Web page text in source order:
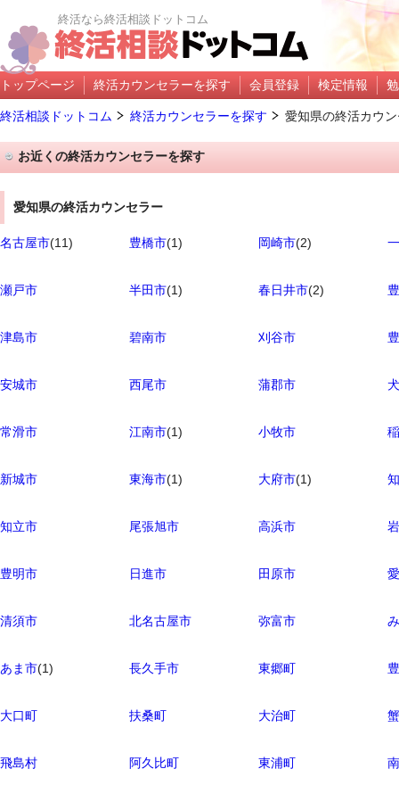
終活なら終活相談ドットコム
トップページ 終活カウンセラーを探す 会員登録 検定情報
終活相談ドットコム 終活カウンセラーを探す 愛知県の終活カウ
お近くの終活カウンセラーを探す
愛知県の終活カウンセラー
名古屋市(11) 豊橋市(1) 岡崎市(2)
瀬戸市 半田市(1) 春日井市(2)
津島市 碧南市 刈谷市
安城市 西尾市 蒲郡市
常滑市 江南市(1) 小牧市
新城市 東海市(1) 大府市(1)
知立市 尾張旭市 高浜市
豊明市 日進市 田原市
清須市 北名古屋市 弥富市
あま市(1) 長久手市 東郷町
大口町 扶桑町 大治町
飛島村 阿久比町 東浦町